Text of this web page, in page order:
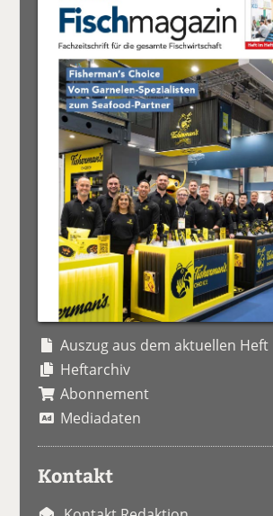
Auszug aus dem aktuellen Heft
Heftarchiv
Abonnement
Mediadaten
Kontakt